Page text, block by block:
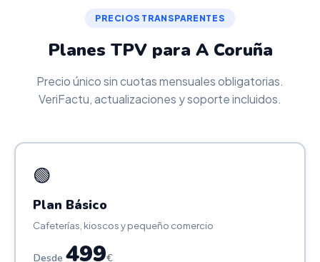
PRECIOS TRANSPARENTES
Planes TPV para A Coruña
Precio único sin cuotas mensuales obligatorias.
VeriFactu, actualizaciones y soporte incluidos.
🟢
Plan Básico
Cafeterías, kioscos y pequeño comercio
Desde 499€